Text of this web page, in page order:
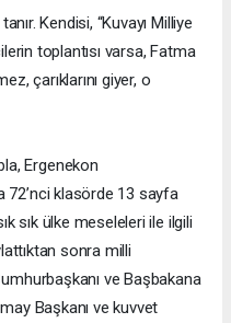
Kendisi, “Kuvayı Milliye
toplantısı varsa, Fatma
çarıklarını giyer, o
Ergenekon
72’nci klasörde 13 sayfa
sık ülke meseleleri ile ilgili
sonra milli
ve Başbakana
Başkanı ve kuvvet